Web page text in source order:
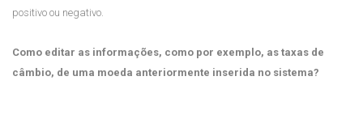
positivo ou negativo.
Como editar as informações, como por exemplo, as taxas de
câmbio, de uma moeda anteriormente inserida no sistema?